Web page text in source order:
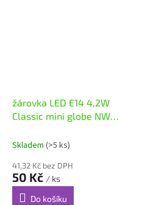
žárovka LED E14 4,2W
Classic mini globe NW
Skladem (>5 ks)
41,32 Kč bez DPH
50 Kč / ks
Do košíku